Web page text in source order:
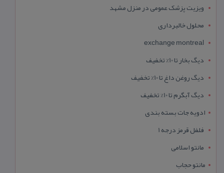
ویزیت پزشک عمومی در منزل مشهد
محلول خالبرداری
exchange montreal
دیگ بخار تا 10% تخفیف
دیگ روغن داغ تا 10% تخفیف
دیگ آبگرم تا 10% تخفیف
ادویه جات بسته بندی
فلفل قرمز درجه 1
مانتو اسلامی
مانتو حجاب